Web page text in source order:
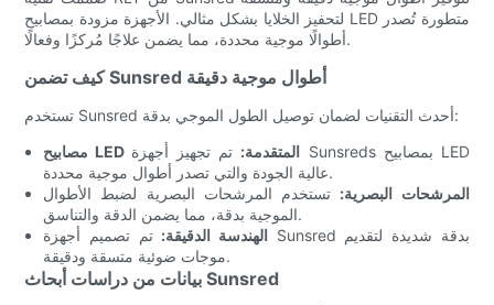
لتحفيز الخلايا بشكل مثالي. الأجهزة مزودة بمصابيح LED متطورة تُصدر
أطوالًا موجية محددة، مما يضمن علاجًا مُركزًا وفعالًا.
كيف تضمن Sunsred أطوال موجية دقيقة
تستخدم Sunsred أحدث التقنيات لضمان توصيل الطول الموجي بدقة:
مصابيح LED المتقدمة: تم تجهيز أجهزة Sunsreds بمصابيح LED
عالية الجودة والتي تصدر أطوال موجية محددة.
المرشحات البصرية: تستخدم المرشحات البصرية لضبط الأطوال
الموجية بدقة، مما يضمن الدقة والتناسق.
الهندسة الدقيقة: تم تصميم أجهزة Sunsred بدقة شديدة لتقديم
موجات ضوئية متسقة ودقيقة.
بيانات من دراسات أبحاث Sunsred